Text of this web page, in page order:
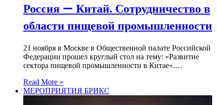
Россия — Китай. Сотрудничество в
области пищевой промышленности
21 ноября в Москве в Общественной палате Российской
Федерации прошел круглый стол на тему: «Развитие
сектора пищевой промышленности в Китае».…
Read More »
МЕРОПРИЯТИЯ БРИКС